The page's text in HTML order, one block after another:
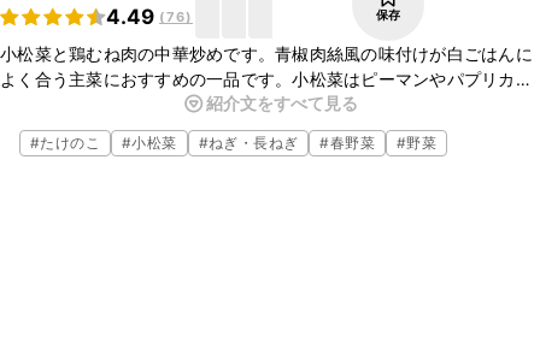
4.49 (76) 保存
小松菜と鶏むね肉の中華炒めです。青椒肉絲風の味付けが白ごはんに
よく合う主菜におすすめの一品です。小松菜はピーマンやパプリカに
置き換えてもまた彩りや食感が変わって美味しいですよ。ぜひお試し
ください。
紹介文をすべて見る
#たけのこ #小松菜 #ねぎ・長ねぎ #春野菜 #野菜